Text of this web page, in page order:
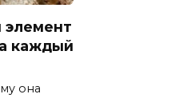
элемент
каждый
она